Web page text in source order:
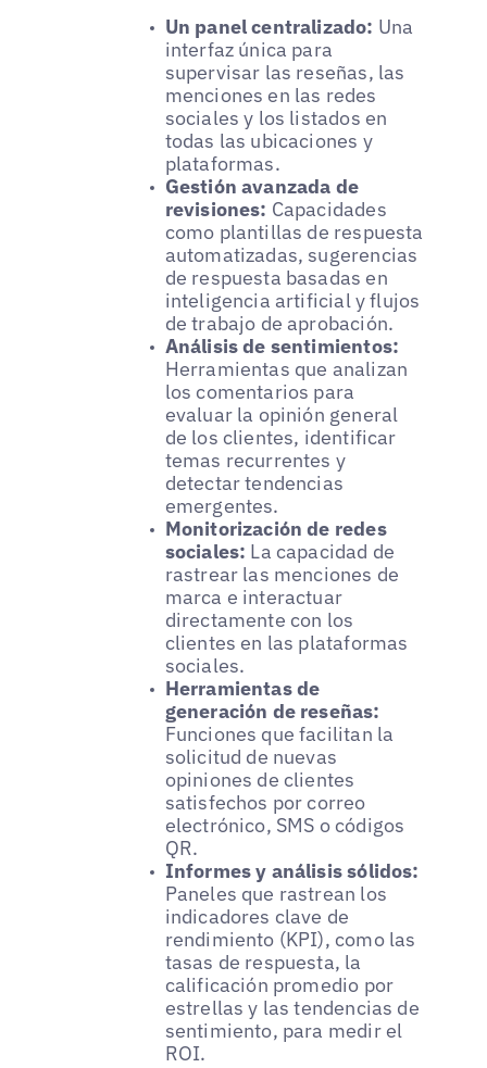
Un panel centralizado: Una
interfaz única para
supervisar las reseñas, las
menciones en las redes
sociales y los listados en
todas las ubicaciones y
plataformas.
Gestión avanzada de
revisiones: Capacidades
como plantillas de respuesta
automatizadas, sugerencias
de respuesta basadas en
inteligencia artificial y flujos
de trabajo de aprobación.
Análisis de sentimientos:
Herramientas que analizan
los comentarios para
evaluar la opinión general
de los clientes, identificar
temas recurrentes y
detectar tendencias
emergentes.
Monitorización de redes
sociales: La capacidad de
rastrear las menciones de
marca e interactuar
directamente con los
clientes en las plataformas
sociales.
Herramientas de
generación de reseñas:
Funciones que facilitan la
solicitud de nuevas
opiniones de clientes
satisfechos por correo
electrónico, SMS o códigos
QR.
Informes y análisis sólidos:
Paneles que rastrean los
indicadores clave de
rendimiento (KPI), como las
tasas de respuesta, la
calificación promedio por
estrellas y las tendencias de
sentimiento, para medir el
ROI.